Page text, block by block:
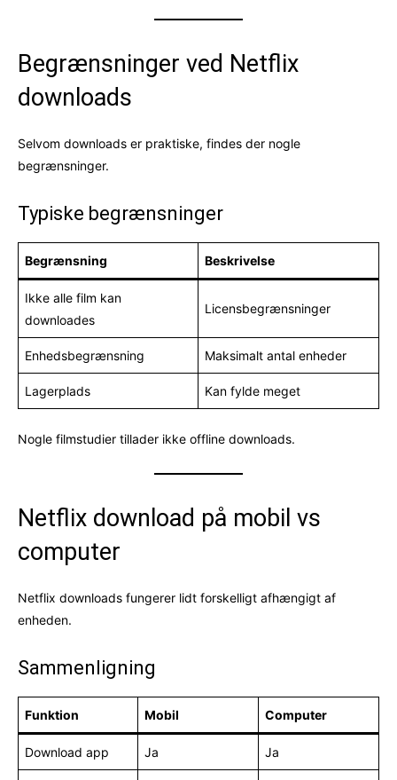
Begrænsninger ved Netflix
downloads
Selvom downloads er praktiske, findes der nogle
begrænsninger.
Typiske begrænsninger
Begrænsning Beskrivelse
Ikke alle film kan
downloades
Licensbegrænsninger
Enhedsbegrænsning Maksimalt antal enheder
Lagerplads Kan fylde meget
Nogle filmstudier tillader ikke offline downloads.
Netflix download på mobil vs
computer
Netflix downloads fungerer lidt forskelligt afhængigt af
enheden.
Sammenligning
Funktion Mobil Computer
Download app Ja Ja